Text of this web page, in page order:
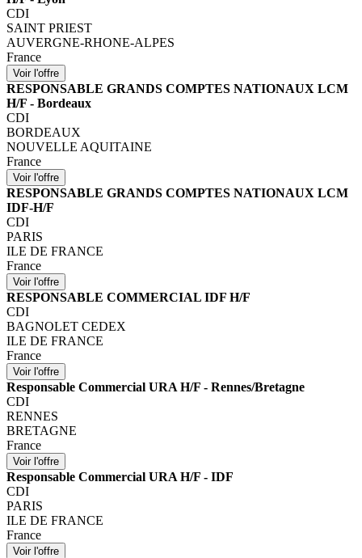
CDI
SAINT PRIEST
AUVERGNE-RHONE-ALPES
France
RESPONSABLE GRANDS COMPTES NATIONAUX LCM
H/F - Bordeaux
CDI
BORDEAUX
NOUVELLE AQUITAINE
France
RESPONSABLE GRANDS COMPTES NATIONAUX LCM
IDF-H/F
CDI
PARIS
ILE DE FRANCE
France
RESPONSABLE COMMERCIAL IDF H/F
CDI
BAGNOLET CEDEX
ILE DE FRANCE
France
Responsable Commercial URA H/F - Rennes/Bretagne
CDI
RENNES
BRETAGNE
France
Responsable Commercial URA H/F - IDF
CDI
PARIS
ILE DE FRANCE
France